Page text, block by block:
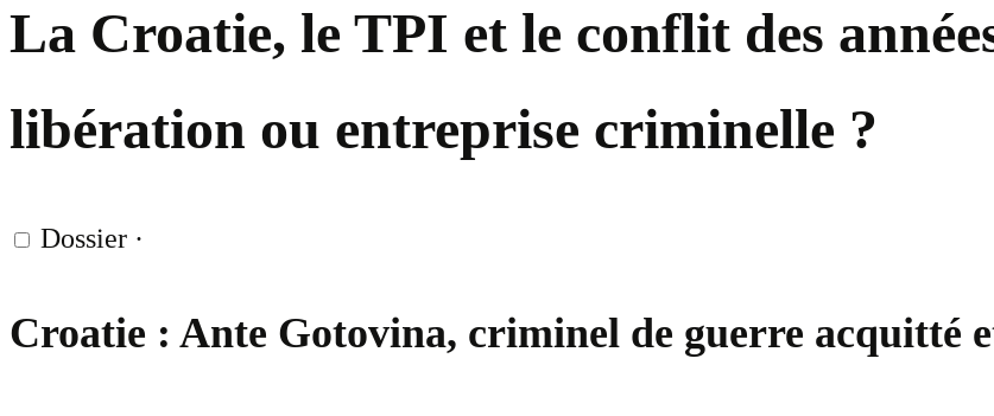
La Croatie, le TPI et le conflit des
libération ou entreprise criminelle ?
Dossier ·
Croatie : Ante Gotovina, criminel de guerre acquitté